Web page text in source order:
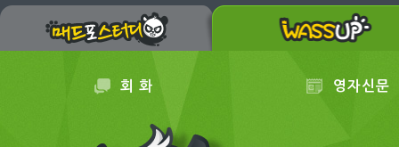
회 화 영자신문